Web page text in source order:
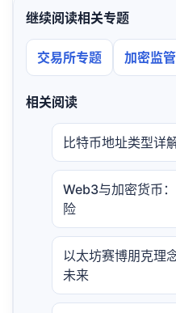
继续阅读相关专题
交易所专题 加密监
相关阅读
比特币地址类型详
Web3与加密货币
险
以太坊赛博朋克理
未来